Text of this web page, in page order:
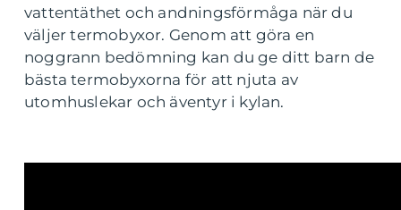
vattentäthet och andningsförmåga när du
väljer termobyxor. Genom att göra en
noggrann bedömning kan du ge ditt barn de
bästa termobyxorna för att njuta av
utomhuslekar och äventyr i kylan.